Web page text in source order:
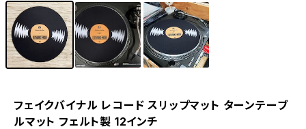
フェイクバイナル レコード スリップマット ターンテーブ
ルマット フェルト製 12インチ